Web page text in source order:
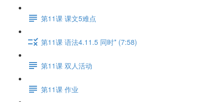
第11课 课文5难点
第11课 语法4.11.5 同时* (7:58)
第11课 双人活动
第11课 作业